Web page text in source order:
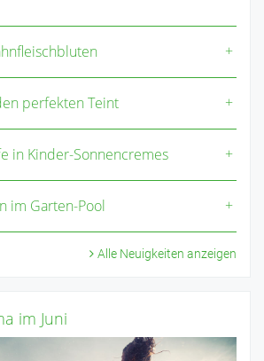
perfekten Teint
in Kinder-Sonnencremes
im Garten-Pool
Alle Neuigkeiten anzeigen
im Juni